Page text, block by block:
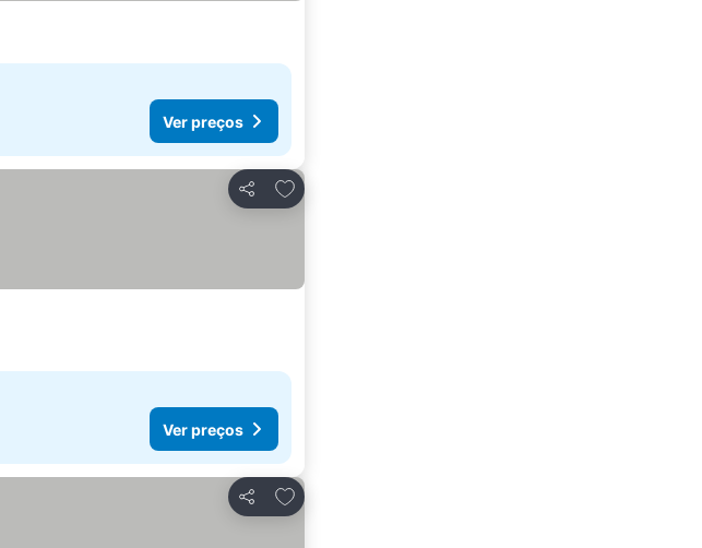
Ver preços
Partilhar
Adicionar aos favoritos
Ver preços
Partilhar
Adicionar aos favoritos